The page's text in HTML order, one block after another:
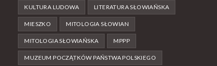
KULTURA LUDOWA LITERATURA SŁOWIAŃSKA
MIESZKO MITOLOGIA SŁOWIAN
MITOLOGIA SŁOWIAŃSKA MPPP
MUZEUM POCZĄTKÓW PAŃSTWA POLSKIEGO